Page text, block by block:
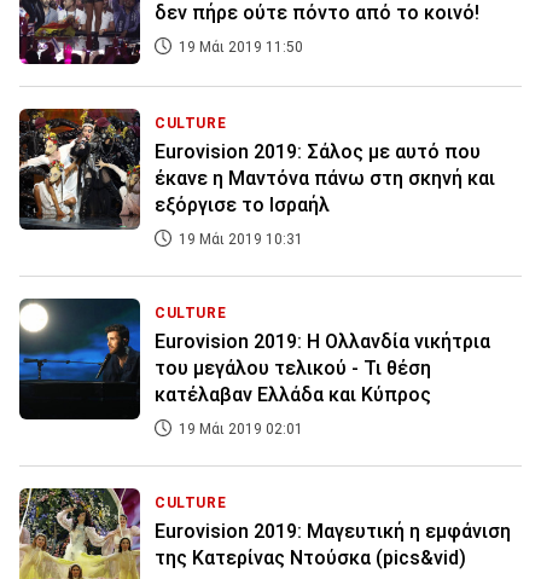
δεν πήρε ούτε πόντο από το κοινό!
19 Μάι 2019 11:50
CULTURE
Eurovision 2019: Σάλος με αυτό που
έκανε η Μαντόνα πάνω στη σκηνή και
εξόργισε το Ισραήλ
19 Μάι 2019 10:31
CULTURE
Eurovision 2019: Η Ολλανδία νικήτρια
του μεγάλου τελικού - Τι θέση
κατέλαβαν Ελλάδα και Κύπρος
19 Μάι 2019 02:01
CULTURE
Eurovision 2019: Μαγευτική η εμφάνιση
της Κατερίνας Ντούσκα (pics&vid)